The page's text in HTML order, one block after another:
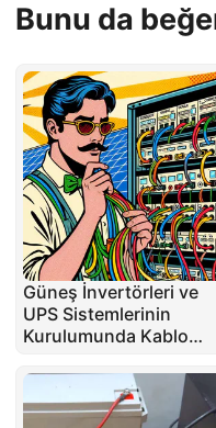
Bunu da
Güneş İnvertörleri ve
UPS Sistemlerinin
Kurulumunda Kablo
Önemi